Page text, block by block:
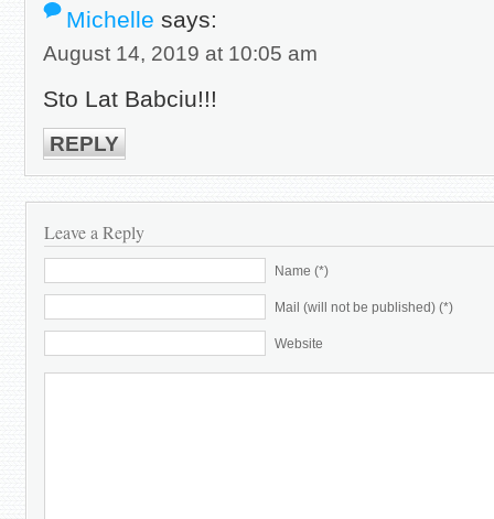
Michelle says:
August 14, 2019 at 10:05 am
Sto Lat Babciu!!!
REPLY
Leave a Reply
Name (*)
Mail (will not be published) (*)
Website